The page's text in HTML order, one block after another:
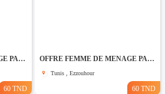
OFFRE FEMME DE MENAGE PAR JOUR A Carthage
60 TND
OFFRE FEMME DE MENAGE PAR JOUR A TUNIS
Tunis , Ezzouhour
60 TND